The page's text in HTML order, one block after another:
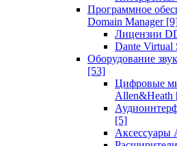
Программное
Domain Manager
Лицензии
Dante Virtual
Оборудование
[53]
Цифровые
Allen&Heath
[5]
Аксессуары